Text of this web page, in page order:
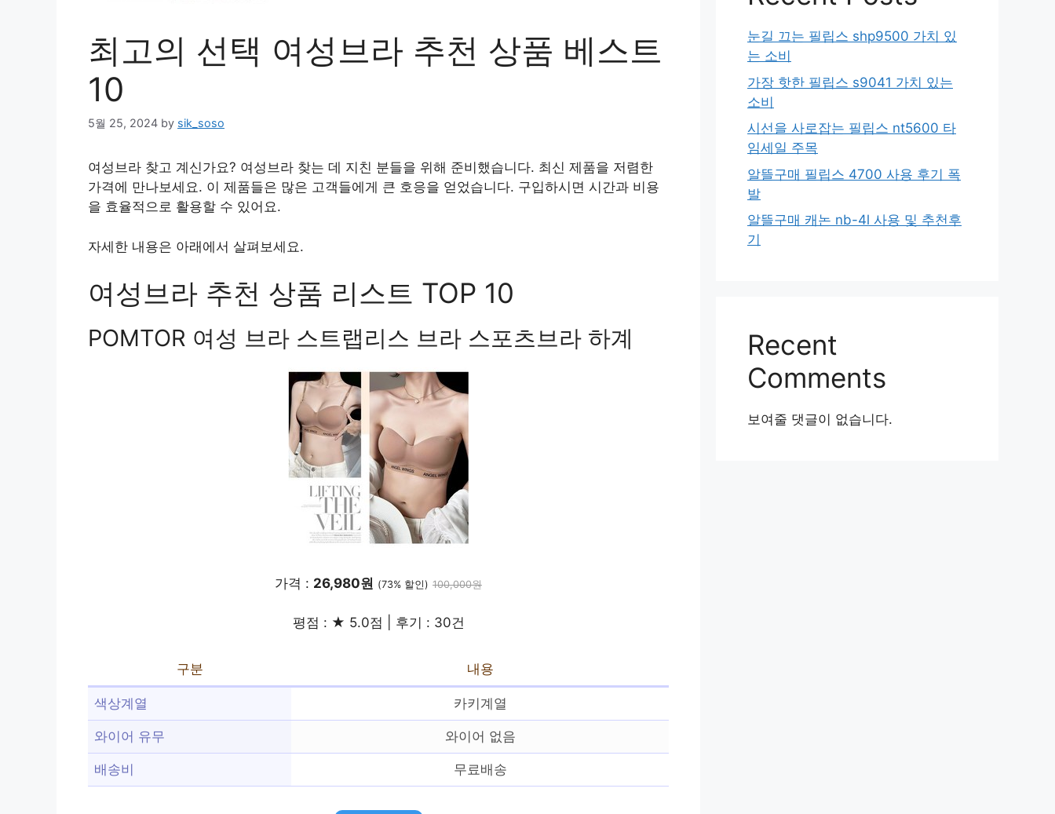
최고의 선택 여성브라 추천 상품 베스트
10
5월 25, 2024 by sik_soso
여성브라 찾고 계신가요? 여성브라 찾는 데 지친 분들을 위해 준비했습니다. 최신 제품을 저렴한
가격에 만나보세요. 이 제품들은 많은 고객들에게 큰 호응을 얻었습니다. 구입하시면 시간과 비용
을 효율적으로 활용할 수 있어요.
자세한 내용은 아래에서 살펴보세요.
여성브라 추천 상품 리스트 TOP 10
POMTOR 여성 브라 스트랩리스 브라 스포츠브라 하계
가격 : 26,980원 (73% 할인) 100,000원
평점 : ★ 5.0점 | 후기 : 30건
구분 내용
색상계열 카키계열
와이어 유무 와이어 없음
배송비 무료배송
눈길 끄는 필립스 shp9500 가치 있
는 소비
가장 핫한 필립스 s9041 가치 있는
소비
시선을 사로잡는 필립스 nt5600 타
임세일 주목
알뜰구매 필립스 4700 사용 후기 폭
발
알뜰구매 캐논 nb-4l 사용 및 추천후
기
Recent
Comments
보여줄 댓글이 없습니다.